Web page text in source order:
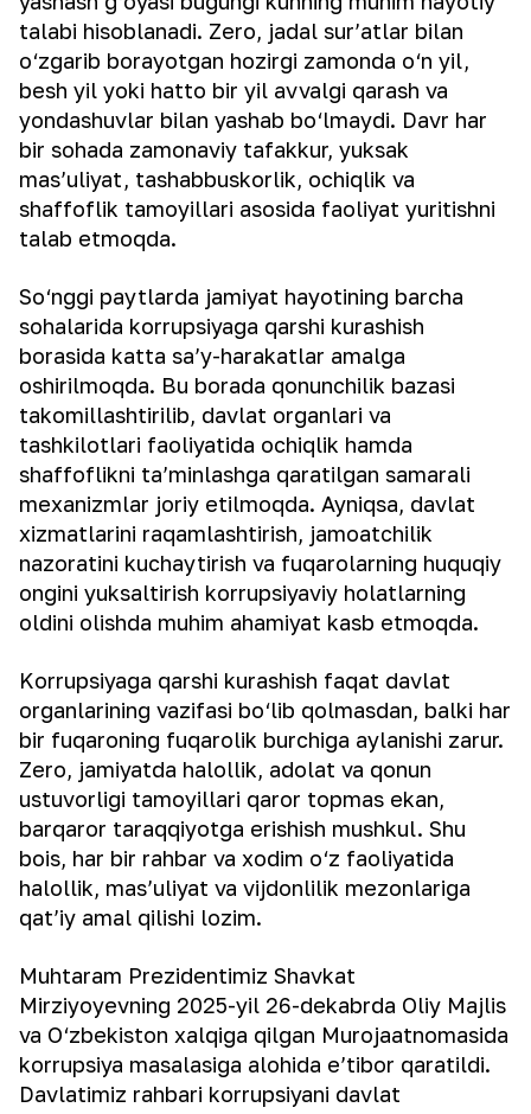
talabi hisoblanadi. Zero, jadal sur’atlar bilan
o‘zgarib borayotgan hozirgi zamonda o‘n yil,
besh yil yoki hatto bir yil avvalgi qarash va
yondashuvlar bilan yashab bo‘lmaydi. Davr har
bir sohada zamonaviy tafakkur, yuksak
mas’uliyat, tashabbuskorlik, ochiqlik va
shaffoflik tamoyillari asosida faoliyat yuritishni
talab etmoqda.
So‘nggi paytlarda jamiyat hayotining barcha
sohalarida korrupsiyaga qarshi kurashish
borasida katta sa’y-harakatlar amalga
oshirilmoqda. Bu borada qonunchilik bazasi
takomillashtirilib, davlat organlari va
tashkilotlari faoliyatida ochiqlik hamda
shaffoflikni ta’minlashga qaratilgan samarali
mexanizmlar joriy etilmoqda. Ayniqsa, davlat
xizmatlarini raqamlashtirish, jamoatchilik
nazoratini kuchaytirish va fuqarolarning huquqiy
ongini yuksaltirish korrupsiyaviy holatlarning
oldini olishda muhim ahamiyat kasb etmoqda.
Korrupsiyaga qarshi kurashish faqat davlat
organlarining vazifasi bo‘lib qolmasdan, balki har
bir fuqaroning fuqarolik burchiga aylanishi zarur.
Zero, jamiyatda halollik, adolat va qonun
ustuvorligi tamoyillari qaror topmas ekan,
barqaror taraqqiyotga erishish mushkul. Shu
bois, har bir rahbar va xodim o‘z faoliyatida
halollik, mas’uliyat va vijdonlilik mezonlariga
qat’iy amal qilishi lozim.
Muhtaram Prezidentimiz Shavkat
Mirziyoyevning 2025-yil 26-dekabrda Oliy Majlis
va O‘zbekiston xalqiga qilgan Murojaatnomasida
korrupsiya masalasiga alohida e’tibor qaratildi.
Davlatimiz rahbari korrupsiyani davlat